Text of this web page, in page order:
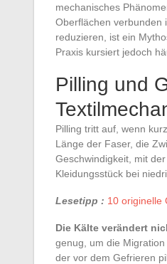
mechanisches
Oberflächen verbunden
reduzieren, ist ein
Praxis kursiert jedoch
Pilling und
Pilling tritt auf, wenn
Länge der Faser, die
Geschwindigkeit, mit
Kleidungsstück bei
Lesetipp : 10 originelle
Die Kälte verändert
genug, um die
der vor dem Gefrieren